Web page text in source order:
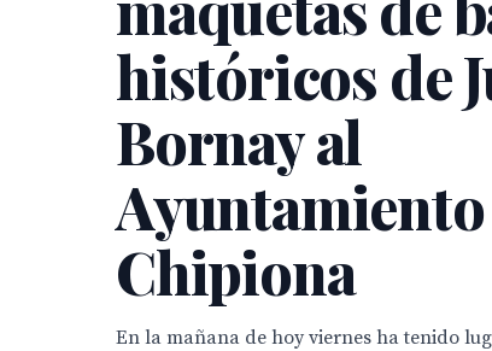
históricos de
Bornay al
Chipiona
En la mañana de hoy viernes ha tenido